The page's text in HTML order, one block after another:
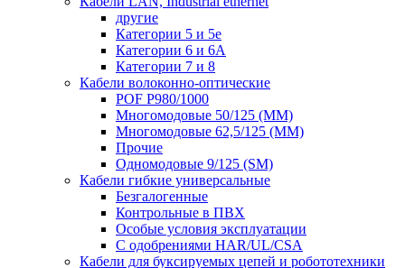
другие
Категории 5 и 5е
Категории 6 и 6A
Категории 7 и 8
Кабели волоконно-оптические
POF P980/1000
Многомодовые 50/125 (ММ)
Многомодовые 62,5/125 (ММ)
Прочие
Одномодовые 9/125 (SM)
Кабели гибкие универсальные
Безгалогенные
Контрольные в ПВХ
Особые условия эксплуатации
С одобрениями HAR/UL/CSA
Кабели для буксируемых цепей и робототехники